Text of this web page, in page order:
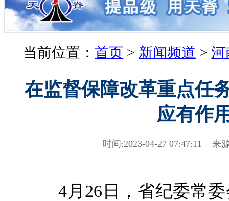
当前位置：首页 > 新闻频道 >河
在监督保障改革重点任
应有作
时间:2023-04-27 07:47:11 来
4月26日，省纪委常委